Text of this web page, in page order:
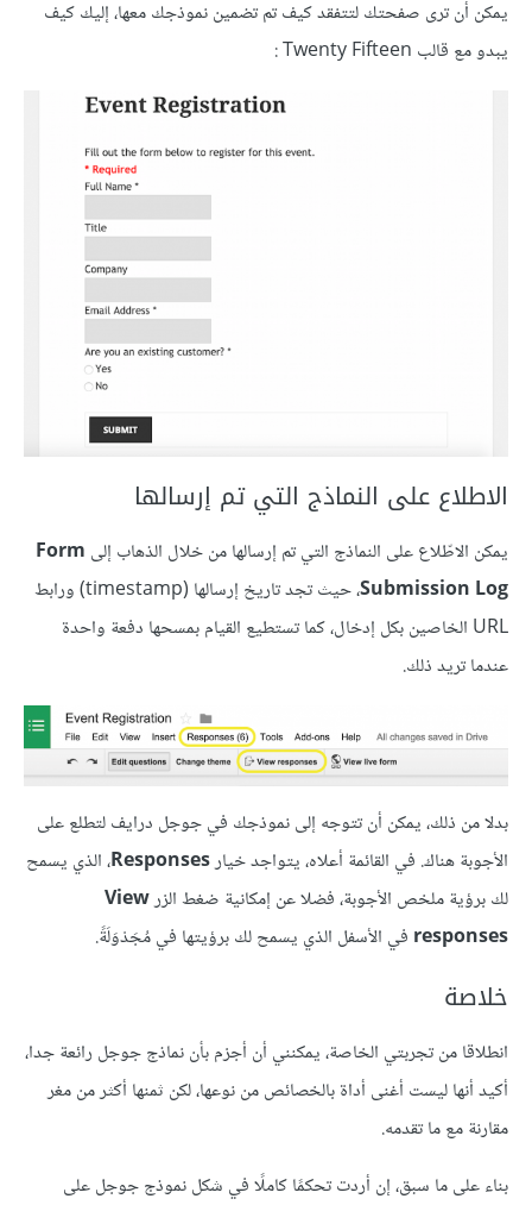
يمكن أن ترى صفحتك لتتفقد كيف تم تضمين نموذجك معها، إليك كيف
يبدو مع قالب Twenty Fifteen :
الاطلاع على النماذج التي تم إرسالها
يمكن الاطّلاع على النماذج التي تم إرسالها من خلال الذهاب إلى Form
Submission Log
، حيث تجد تاريخ إرسالها (timestamp) ورابط
URL الخاصين بكل إدخال، كما تستطيع القيام بمسحها دفعة واحدة
عندما تريد ذلك.
بدلا من ذلك، يمكن أن تتوجه إلى نموذجك في جوجل درايف لتطلع على
الأجوبة هناك. في القائمة أعلاه، يتواجد خيارResponses، الذي يسمح
لك برؤية ملخص الأجوبة، فضلا عن إمكانية ضغط الزرView
responses في الأسفل الذي يسمح لك برؤيتها في مُجَدْوَلَةً.
خلاصة
انطلاقا من تجربتي الخاصة، يمكنني أن أجزم بأن نماذج جوجل رائعة جدا،
أكيد أنها ليست أغنى أداة بالخصائص من نوعها، لكن ثمنها أكثر من مغر
مقارنة مع ما تقدمه.
بناء على ما سبق، إن أردت تحكمًا كاملًا في شكل نموذج جوجل على